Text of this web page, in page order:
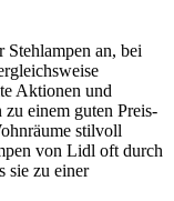
an, bei
Aktionen und
einem guten Preis-
stilvoll
von Lidl oft durch
sie zu einer